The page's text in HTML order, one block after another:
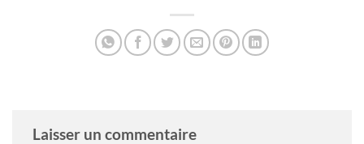
Laisser un commentaire